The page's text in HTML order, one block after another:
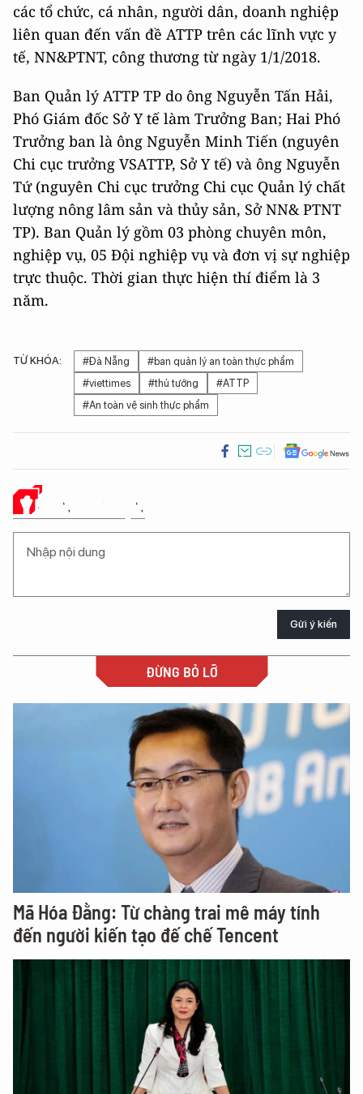
các tổ chức, cá nhân, người dân, doanh nghiệp
liên quan đến vấn đề ATTP trên các lĩnh vực y
tế, NN&PTNT, công thương từ ngày 1/1/2018.
Ban Quản lý ATTP TP do ông Nguyễn Tấn Hải,
Phó Giám đốc Sở Y tế làm Trưởng Ban; Hai Phó
Trưởng ban là ông Nguyễn Minh Tiến (nguyên
Chi cục trưởng VSATTP, Sở Y tế) và ông Nguyễn
Tứ (nguyên Chi cục trưởng Chi cục Quản lý chất
lượng nông lâm sản và thủy sản, Sở NN& PTNT
TP). Ban Quản lý gồm 03 phòng chuyên môn,
nghiệp vụ, 05 Đội nghiệp vụ và đơn vị sự nghiệp
trực thuộc. Thời gian thực hiện thí điểm là 3
năm.
TỪ KHÓA: #Đà Nẵng
#ban quản lý an toàn thực phẩm
#viettimes
#thủ tướng
#ATTP
#An toàn vệ sinh thực phẩm
Ý KIẾN CỦA BẠN
Gửi ý kiến
ĐỪNG BỎ LỠ
Mã Hóa Đằng: Từ chàng trai mê máy tính
đến người kiến tạo đế chế Tencent